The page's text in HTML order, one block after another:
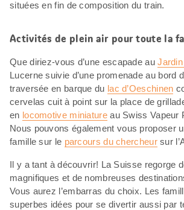
situées en fin de composition du train.
Activités de plein air pour toute la
Que diriez-vous d’une escapade au
Lucerne suivie d’une promenade au bord
traversée en barque du lac d’Oeschinen
cervelas cuit à point sur la place de
en locomotive miniatureau Swiss Vapeur
Nous pouvons également vous proposer
famille sur le parcours du chercheursur
Il y a tant à découvrir! La Suisse regorge
magnifiques et de nombreuses
Vous aurez l’embarras du choix. Les
superbes idées pour se divertir aussi par